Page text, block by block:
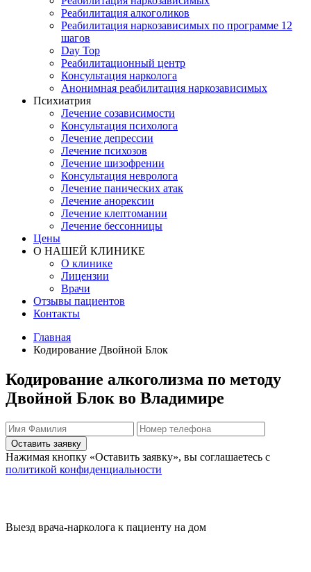
Реабилитация алкоголиков
Реабилитация наркозависимых по программе 12
шагов
Day Top
Реабилитационный центр
Консультация нарколога
Анонимная реабилитация наркозависимых
Психиатрия
Лечение созависимости
Консультация психолога
Лечение депрессии
Лечение психозов
Лечение шизофрении
Консультация невролога
Лечение панических атак
Лечение анорексии
Лечение клептомании
Лечение бессонницы
Цены
О НАШЕЙ КЛИНИКЕ
О клинике
Лицензии
Врачи
Отзывы пациентов
Контакты
Главная
Кодирование Двойной Блок
Кодирование алкоголизма по методу
Двойной Блок во Владимире
Оставить заявку
Нажимая кнопку «Оставить заявку», вы соглашаетесь с
политикой конфиденциальности
Выезд врача-нарколога к пациенту на дом